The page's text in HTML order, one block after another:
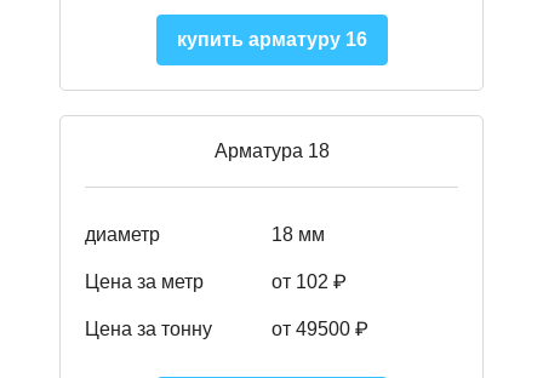
купить арматуру 16
Арматура 18
диаметр 18 мм
Цена за метр от 102 ₽
Цена за тонну от 49500 ₽